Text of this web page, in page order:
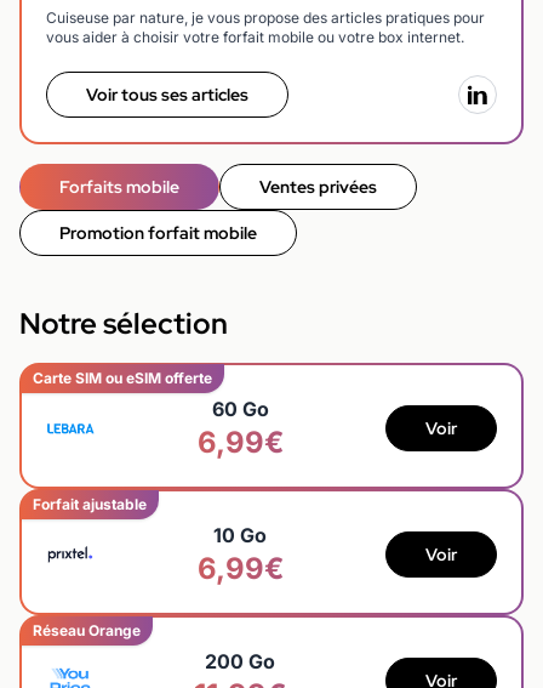
Cuiseuse par nature, je vous propose des articles pratiques pour
vous aider à choisir votre forfait mobile ou votre box internet.
Voir tous ses articles
Forfaits mobile Ventes privées
Promotion forfait mobile
Notre sélection
Carte SIM ou eSIM offerte
60 Go
6,99€ Voir
Forfait ajustable
10 Go
6,99€ Voir
Réseau Orange
200 Go
Voir